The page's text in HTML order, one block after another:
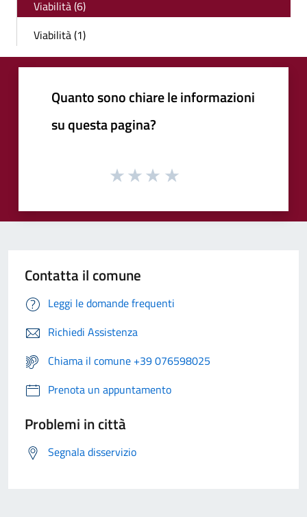
Viabilità (6)
Viabilità (1)
Quanto sono chiare le informazioni
su questa pagina?
Contatta il comune
Leggi le domande frequenti
Richiedi Assistenza
Chiama il comune +39 076598025
Prenota un appuntamento
Problemi in città
Segnala disservizio